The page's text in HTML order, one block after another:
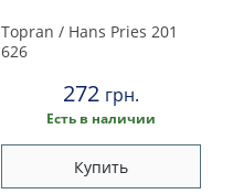
Topran / Hans Pries 201
626
272 грн.
Есть в наличии
Купить